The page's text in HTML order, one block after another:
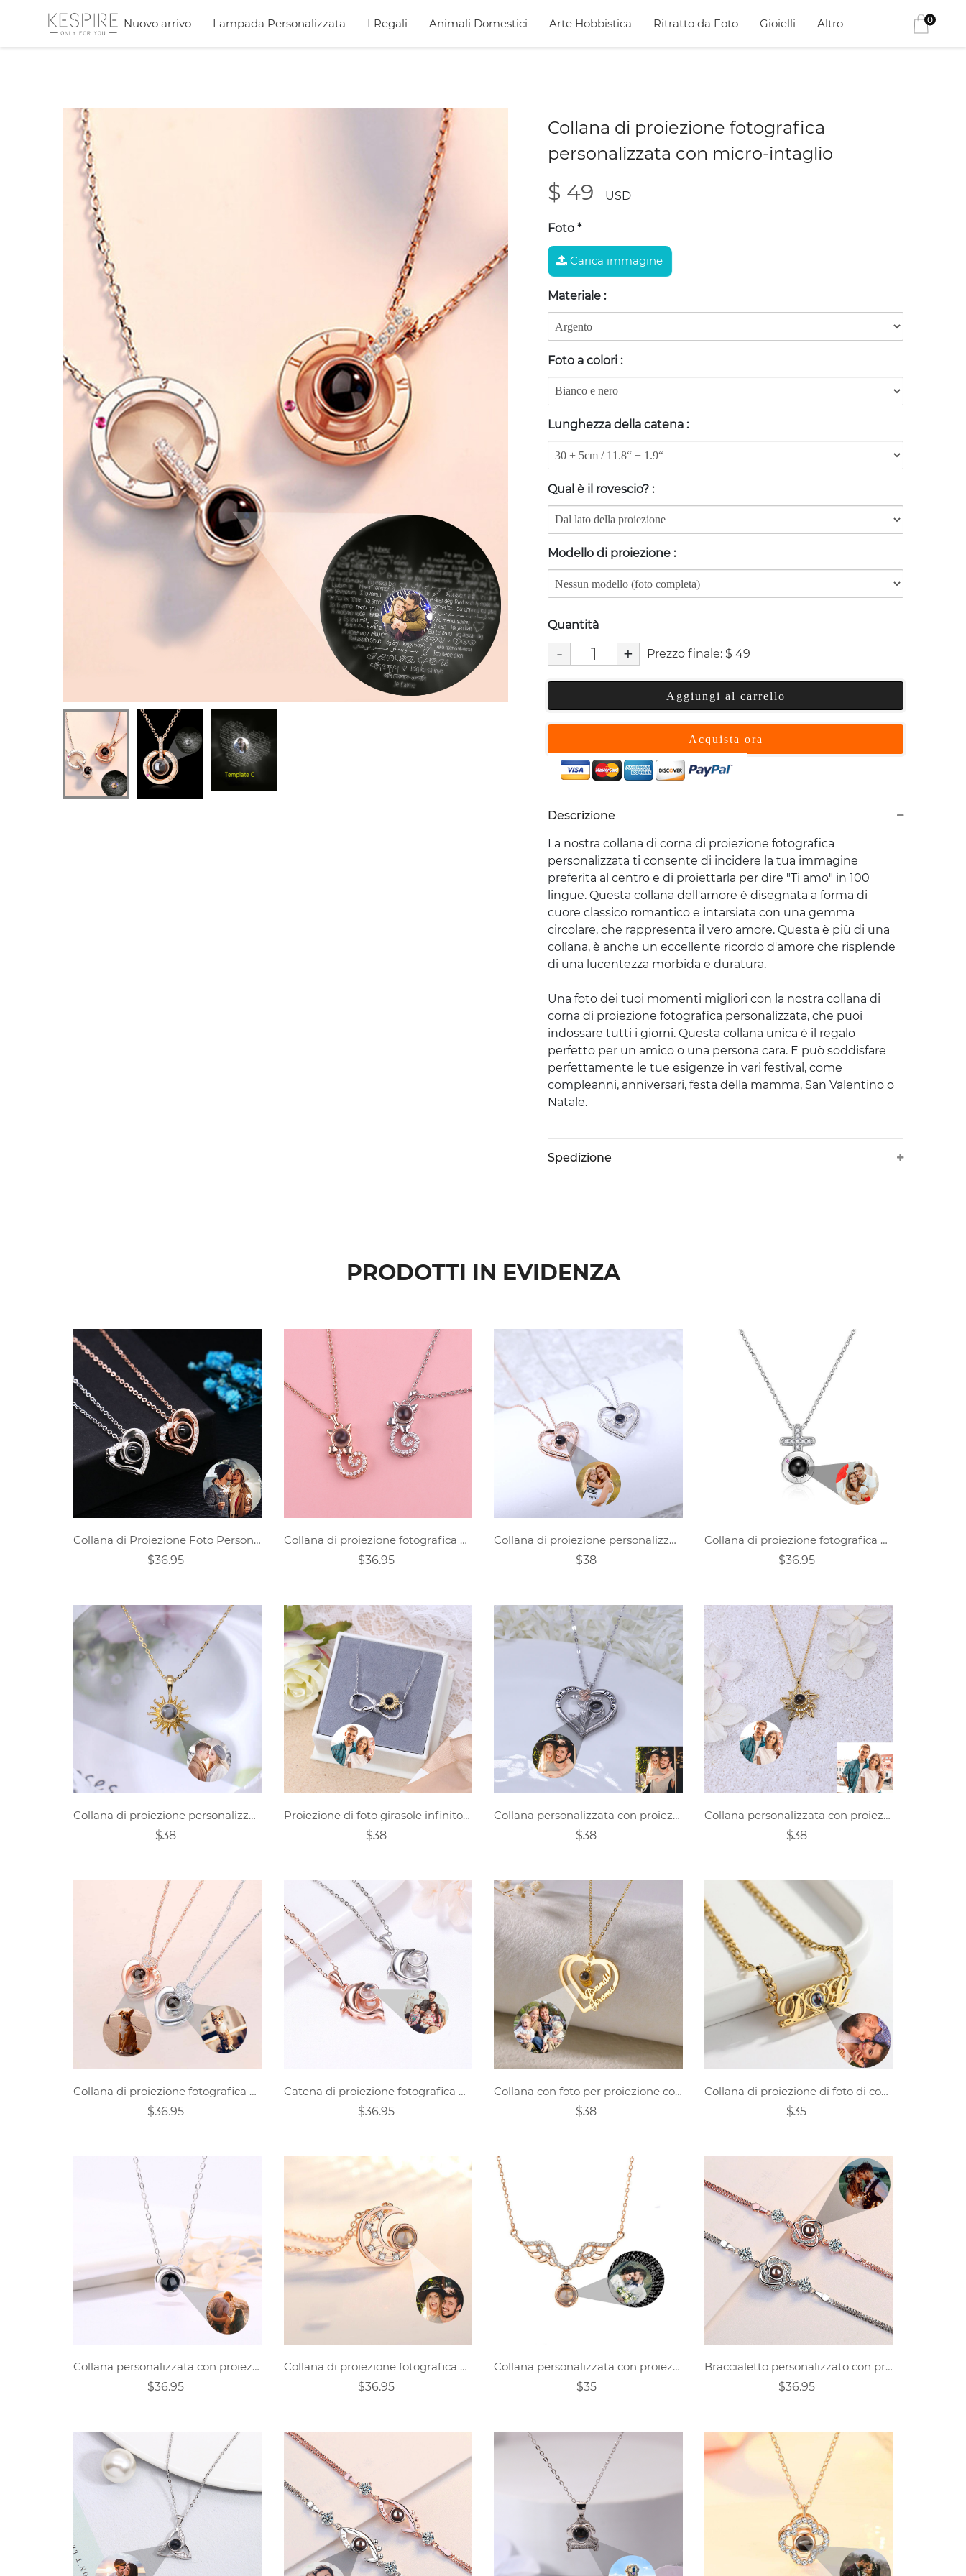
Nuovo arrivo Lampada Personalizzata I Regali Animali Domestici Arte Hobbistica Ritratto da Foto Gioielli Altro 0
Collana di proiezione fotografica
personalizzata con micro-intaglio
$ 49 USD
Foto*
Carica immagine
Materiale :
Foto a colori :
Lunghezza della catena :
Qual è il rovescio? :
Modello di proiezione :
Quantità
- + Prezzo finale: $ 49
Aggiungi al carrello
Acquista ora
Descrizione
La nostra collana di corna di proiezione fotografica
personalizzata ti consente di incidere la tua immagine
preferita al centro e di proiettarla per dire "Ti amo" in 100
lingue. Questa collana dell'amore è disegnata a forma di
cuore classico romantico e intarsiata con una gemma
circolare, che rappresenta il vero amore. Questa è più di una
collana, è anche un eccellente ricordo d'amore che risplende
di una lucentezza morbida e duratura.
Una foto dei tuoi momenti migliori con la nostra collana di
corna di proiezione fotografica personalizzata, che puoi
indossare tutti i giorni. Questa collana unica è il regalo
perfetto per un amico o una persona cara. E può soddisfare
perfettamente le tue esigenze in vari festival, come
compleanni, anniversari, festa della mamma, San Valentino o
Natale.
Spedizione
PRODOTTI IN EVIDENZA
Collana di Proiezione Foto Personalizzata - Cuore
$36.95
Collana di proiezione fotografica personalizzata-Gatto
$36.95
Collana di proiezione personalizzata - a forma di cuore
$38
Collana di proiezione fotografica personalizzata-Croce
$36.95
Collana di proiezione personalizzata - fiore
$38
Proiezione di foto girasole infinito personalizzata
$38
Collana personalizzata con proiezione di rose a cuore
$38
Collana personalizzata con proiezione di fiori fotografici
$38
Collana di proiezione fotografica personalizzata con doppi cuori di animali domestici
$36.95
Catena di proiezione fotografica personalizzata per la sirena della famiglia
$36.95
Collana con foto per proiezione con 2 nomi personalizzati
$38
Collana di proiezione di foto di coppia personalizzata
$35
Collana personalizzata con proiezione di foto - Per amante - Ti amo - Forma circolare
$36.95
Collana di proiezione fotografica personalizzata Regalo di San Valentino
$36.95
Collana personalizzata con proiezione di ali d'angelo con foto
$35
Braccialetto personalizzato con progetto fotografico romantico
$36.95